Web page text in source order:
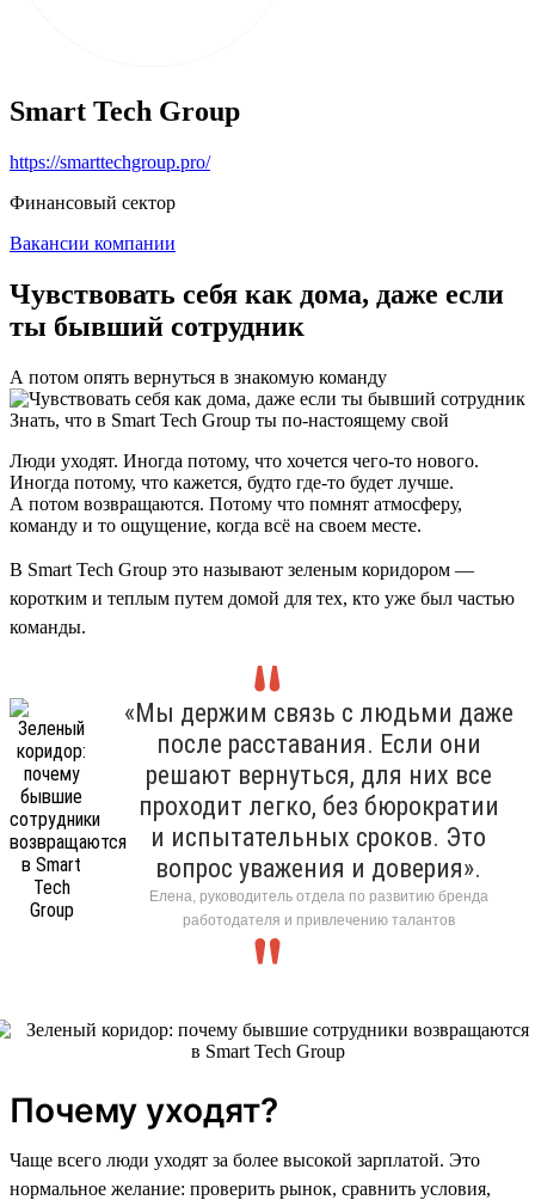
Smart Tech Group
https://smarttechgroup.pro/
Финансовый сектор
Вакансии компании
Чувствовать себя как дома, даже если
ты бывший сотрудник
А потом опять вернуться в знакомую команду
Знать, что в Smart Tech Group ты по-настоящему свой
Люди уходят. Иногда потому, что хочется чего-то нового.
Иногда потому, что кажется, будто где-то будет лучше.
А потом возвращаются. Потому что помнят атмосферу,
команду и то ощущение, когда всё на своем месте.
В Smart Tech Group это называют зеленым коридором —
коротким и теплым путем домой для тех, кто уже был частью
команды.
«Мы держим связь с людьми даже
после расставания. Если они
решают вернуться, для них все
проходит легко, без бюрократии
и испытательных сроков. Это
вопрос уважения и доверия».
Елена, руководитель отдела по развитию бренда
работодателя и привлечению талантов
Почему уходят?
Чаще всего люди уходят за более высокой зарплатой. Это
нормальное желание: проверить рынок, сравнить условия,